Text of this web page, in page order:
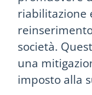
riabilitazione
società.
una
imposto alla